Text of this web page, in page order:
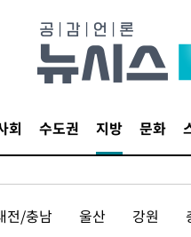
회 수도권 지방 문화
전/충남 울산 강원